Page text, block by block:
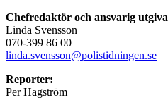
Chefredaktör och ansvarig
Linda Svensson
070-399 86 00
linda.svensson@polistidningen.se
Reporter:
Per Hagström